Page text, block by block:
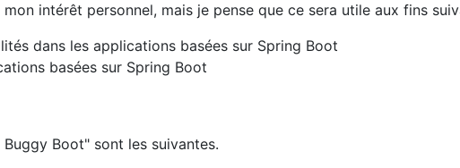
intérêt personnel, mais je pense que ce sera utile aux fins
dans les applications basées sur Spring Boot
basées sur Spring Boot
Boot" sont les suivantes.